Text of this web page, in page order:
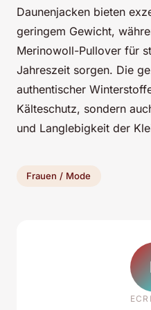
Daunenjacken bieten
geringem Gewicht,
Merinowoll-Pullover für
Jahreszeit sorgen. Die
authentischer
Kälteschutz, sondern
und Langlebigkeit der
Frauen / Mode